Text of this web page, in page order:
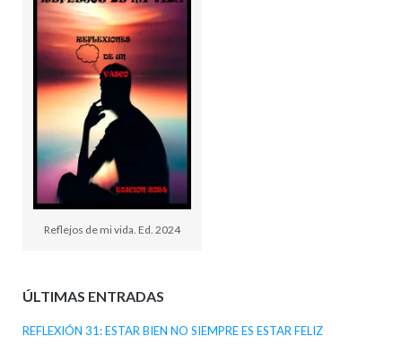
Reflejos de mi vida. Ed. 2024
ÚLTIMAS ENTRADAS
REFLEXIÓN 31: ESTAR BIEN NO SIEMPRE ES ESTAR FELIZ